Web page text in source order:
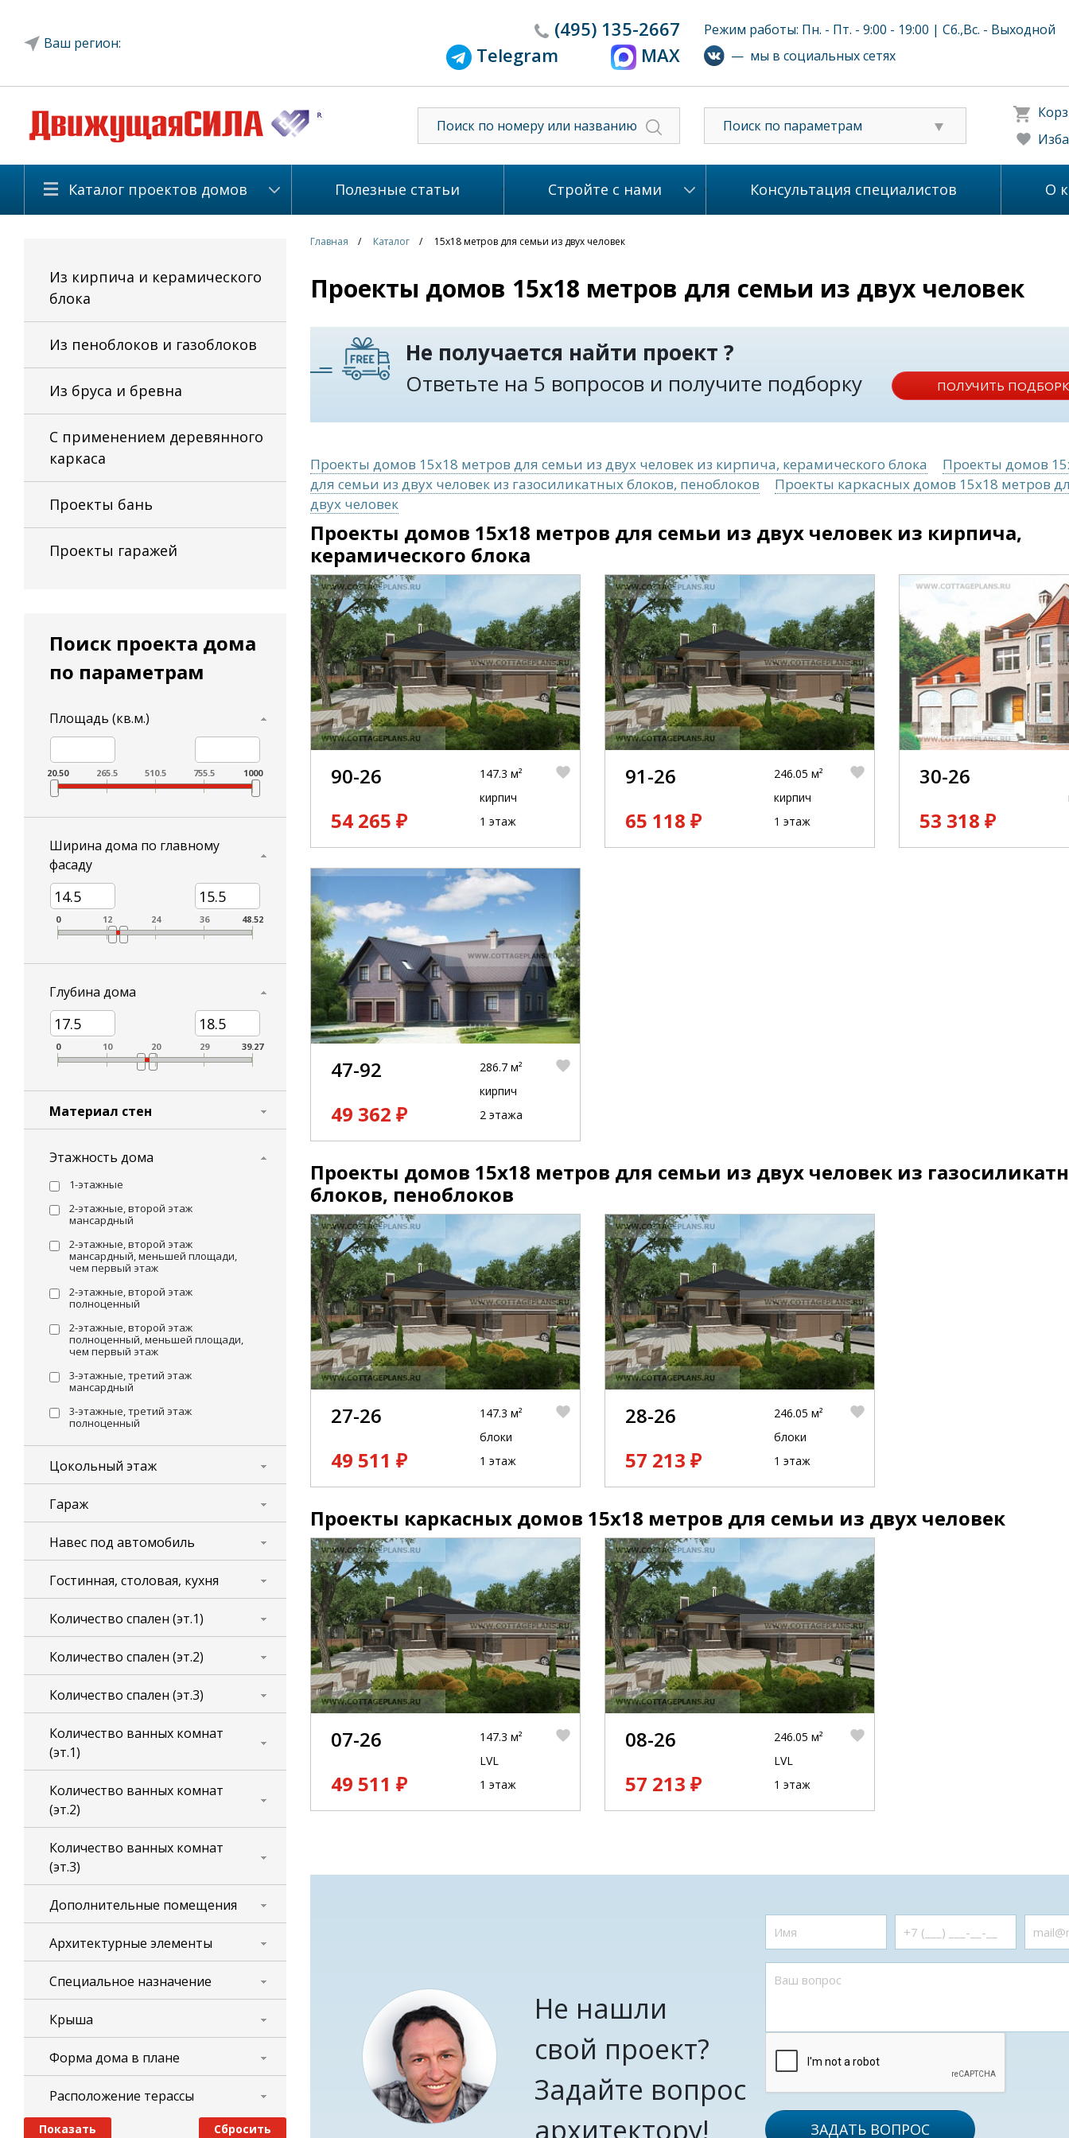
Ваш регион:
(495) 135-2667
Telegram
MAX
Режим работы: Пн. - Пт. - 9:00 - 19:00 | Сб.,Вс. - Выходной
— мы в социальных сетях
Поиск по параметрам
Каталог проектов домов Полезные статьи Стройте с нами Консультация специалистов О
Из кирпича и керамического
блока
Из пеноблоков и газоблоков
Из бруса и бревна
С применением деревянного
каркаса
Проекты бань
Проекты гаражей
Поиск проекта дома
по параметрам
Площадь (кв.м.)
20.50 265.5 510.5 755.5 1000
Ширина дома по главному
фасаду
0 12 24 36 48.52
Глубина дома
0 10 20 29 39.27
Материал стен
Этажность дома
1-этажные
2-этажные, второй этаж
мансардный
2-этажные, второй этаж
мансардный, меньшей площади,
чем первый этаж
2-этажные, второй этаж
полноценный
2-этажные, второй этаж
полноценный, меньшей площади,
чем первый этаж
3-этажные, третий этаж
мансардный
3-этажные, третий этаж
полноценный
Цокольный этаж
Гараж
Навес под автомобиль
Гостинная, столовая, кухня
Количество спален (эт.1)
Количество спален (эт.2)
Количество спален (эт.3)
Количество ванных комнат
(эт.1)
Количество ванных комнат
(эт.2)
Количество ванных комнат
(эт.3)
Дополнительные помещения
Архитектурные элементы
Специальное назначение
Крыша
Форма дома в плане
Расположение терассы
Главная Каталог 15x18 метров для семьи из двух человек
Проекты домов 15x18 метров для семьи из двух человек
Не получается найти проект ?
Ответьте на 5 вопросов и получите подборку
ПОЛУЧИТЬ
Проекты домов 15x18 метров для семьи из двух человек из кирпича, керамического блока
Проекты домов
для семьи из двух человек из газосиликатных блоков, пеноблоков
Проекты каркасных домов 15x18 метров
двух человек
Проекты домов 15x18 метров для семьи из двух человек из кирпича,
керамического блока
90-26
54 265 ₽
147.3 м²
кирпич
1 этаж
91-26
65 118 ₽
246.05 м²
кирпич
1 этаж
30-26
53 318 ₽
47-92
49 362 ₽
286.7 м²
кирпич
2 этажа
Проекты домов 15x18 метров для семьи из двух человек из
блоков, пеноблоков
27-26
49 511 ₽
147.3 м²
блоки
1 этаж
28-26
57 213 ₽
246.05 м²
блоки
1 этаж
Проекты каркасных домов 15x18 метров для семьи из двух человек
07-26
49 511 ₽
147.3 м²
LVL
1 этаж
08-26
57 213 ₽
246.05 м²
LVL
1 этаж
Не нашли
свой проект?
Задайте вопрос
архитектору!
ЗАДАТЬ ВОПРОС